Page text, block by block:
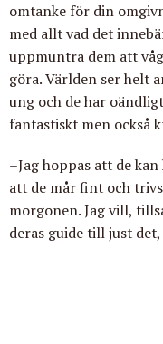
omtanke för din
med allt vad det
uppmuntra dem att
göra. Världen ser helt
ung och de har
fantastiskt men också
–Jag hoppas att de
att de mår fint och
morgonen. Jag vill,
deras guide till just